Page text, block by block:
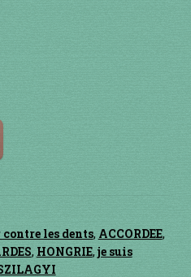
contre les dents, ACCORDEE,
, HONGRIE,je suis